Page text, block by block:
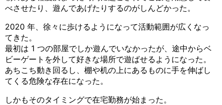
べさせたり、遊んであげたりするのがしんどかった。
2020 年、徐々に歩けるようになって活動範囲が広くなっ
てきた。
最初は 1 つの部屋でしか遊んでいなかったが、途中からベ
ビーゲートを外して好きな場所で遊ばせるようになった。
あちこち動き回るし、棚や机の上にあるものに手を伸ばし
てくる危険な存在になった。
しかもそのタイミングで在宅勤務が始まった。